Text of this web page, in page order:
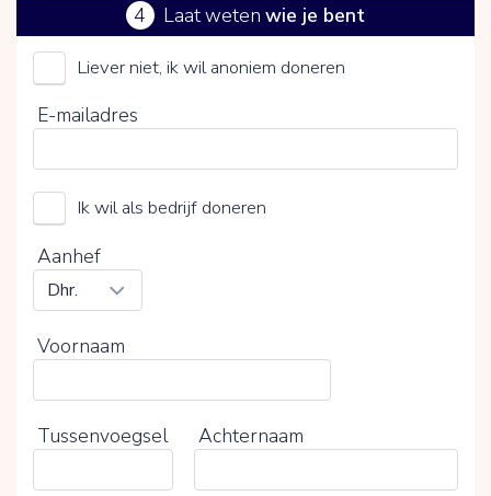
Kies je vrijwillige bijdrage
0%
4 Laat wetenwie je bent
Liever niet, ik wil anoniem doneren
E-mailadres
Ik wil als bedrijf doneren
Aanhef
Voornaam
Tussenvoegsel Achternaam